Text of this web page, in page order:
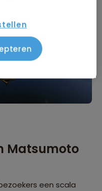
Matsumoto
een scala